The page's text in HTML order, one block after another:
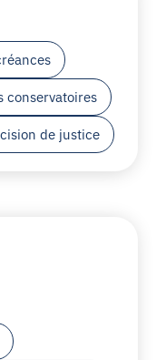
conservatoires
de justice